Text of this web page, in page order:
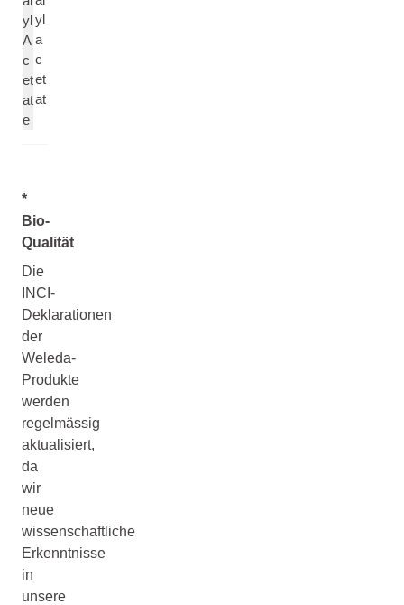
yl
A
c
et
at
e
yl
a
c
et
at
*
Bio-
Qualität
Die
INCI-
Deklarationen
der
Weleda-
Produkte
werden
regelmässig
aktualisiert,
da
wir
neue
wissenschaftliche
Erkenntnisse
in
unsere